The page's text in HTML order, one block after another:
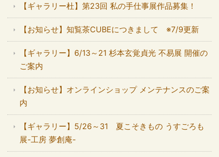
【ギャラリー杜】第23回 私の手仕事展作品募集！
【お知らせ】知覧茶CUBEにつきまして ※7/9更新
【ギャラリー】6/13～21 杉本玄覚貞光 不易展 開催の
ご案内
【お知らせ】オンラインショップ メンテナンスのご案
内
【ギャラリー】5/26～31 夏こそきもの うすごろも
展-工房 夢創庵-